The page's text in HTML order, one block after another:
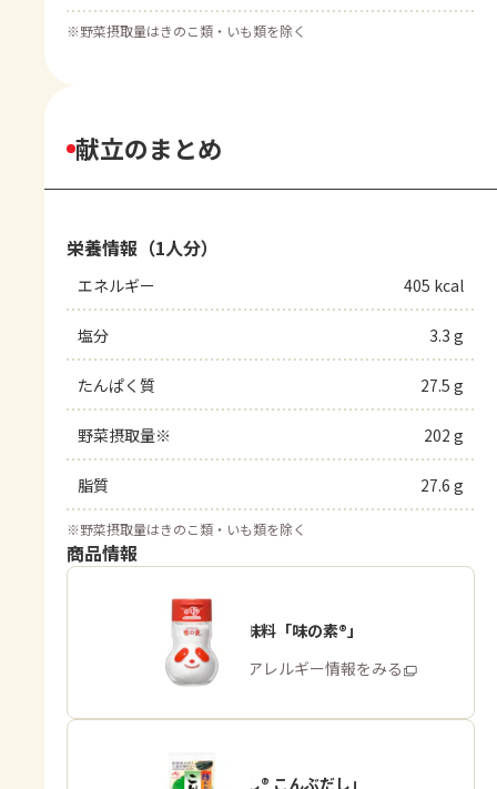
※野菜摂取量はきのこ類・いも類を除く
献立のまとめ
栄養情報（1人分）
エネルギー 405 kcal
塩分 3.3 g
たんぱく質 27.5 g
野菜摂取量※ 202 g
脂質 27.6 g
※野菜摂取量はきのこ類・いも類を除く
商品情報
うま味調味料「味の素®」
商品・アレルギー情報をみる
「ほんだし® こんぶだし」